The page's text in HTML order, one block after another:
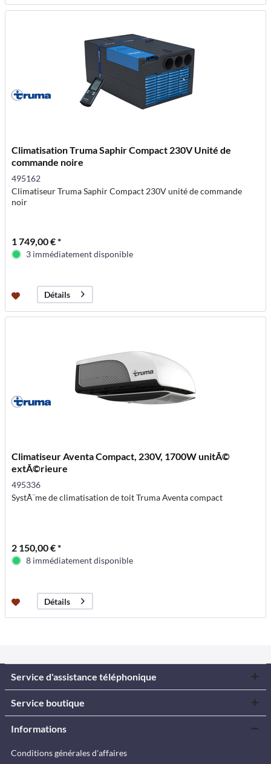
Climatisation Truma Saphir Compact 230V Unité de
commande noire
495162
Climatiseur Truma Saphir Compact 230V unité de commande
noir
1 749,00 € *
3 immédiatement disponible
Détails
Climatiseur Aventa Compact, 230V, 1700W unitÃ©
extÃ©rieure
495336
SystÃ¨me de climatisation de toit Truma Aventa compact
2 150,00 € *
8 immédiatement disponible
Détails
Service d'assistance téléphonique
Service boutique
Informations
Conditions générales d'affaires